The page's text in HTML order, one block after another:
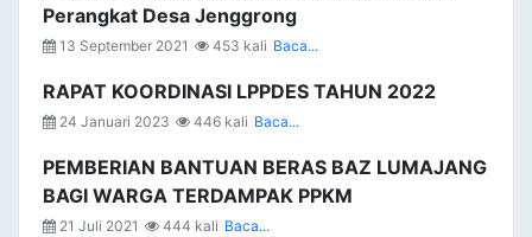
Perangkat Desa Jenggrong
13 September 2021 453 kali Baca...
RAPAT KOORDINASI LPPDES TAHUN 2022
24 Januari 2023 446 kali Baca...
PEMBERIAN BANTUAN BERAS BAZ LUMAJANG
BAGI WARGA TERDAMPAK PPKM
21 Juli 2021 444 kali Baca...